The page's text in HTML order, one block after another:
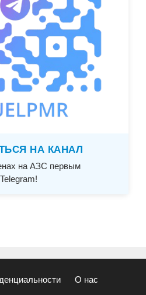
НА КАНАЛ
на АЗС первым
О нас